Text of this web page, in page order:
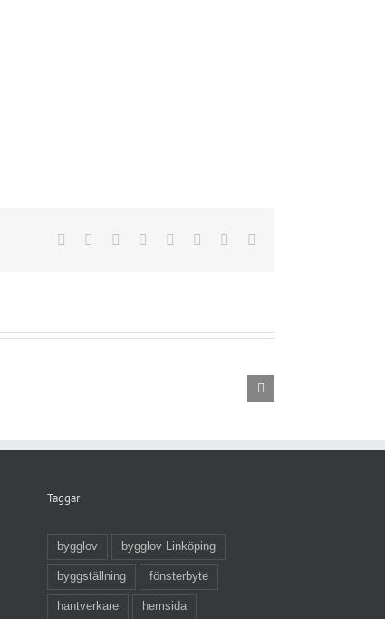
Facebook Reddit LinkedIn
TumblrPinterest
Taggar
bygglov bygglov Linköping
byggställning fönsterbyte
hantverkare hemsida